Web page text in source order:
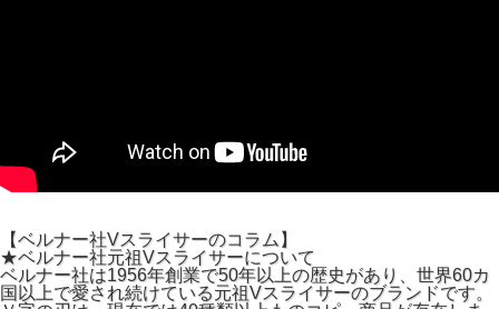
【ベルナー社Vスライサーのコラム】
★ベルナー社元祖Vスライサーについて
ベルナー社は1956年創業で50年以上の歴史があり、世界60カ
国以上で愛され続けている元祖Vスライサーのブランドです。